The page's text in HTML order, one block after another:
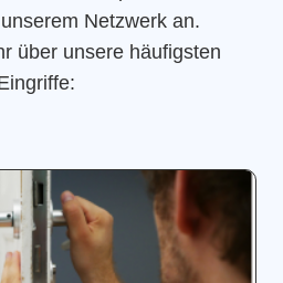
Netzwerk an.
über unsere häufigsten